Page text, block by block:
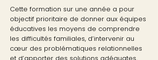
Cette formation sur une année a pour
objectif prioritaire de donner aux équipes
éducatives les moyens de comprendre
les difficultés familiales, d’intervenir au
cœur des problématiques relationnelles